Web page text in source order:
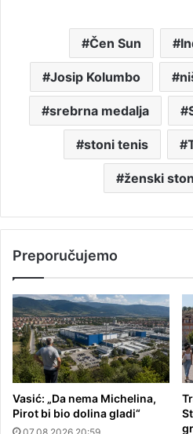
Čen Sun
Josip Kolumbo
srebrna medalja
stoni tenis
ženski
Preporučujemo
Vasić: „Da nema Michelina,
Pirot bi bio dolina gladi“